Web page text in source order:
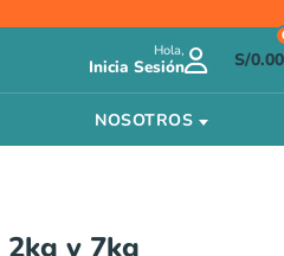
Hola,
Inicia Sesión S/0.00
NOSOTROS
y 7kg